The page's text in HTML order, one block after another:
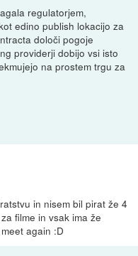
regulatorjem,
edino publish lokacijo za
določi pogoje
providerji dobijo vsi isto
na prostem trgu za
in nisem bil pirat že 4
filme in vsak ima že
again :D